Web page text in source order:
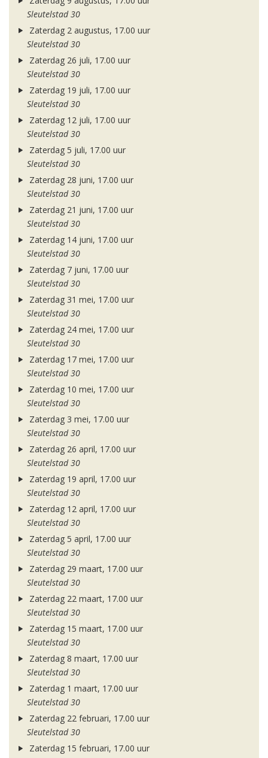
Sleutelstad 30
Zaterdag 2 augustus, 17.00 uur
Sleutelstad 30
Zaterdag 26 juli, 17.00 uur
Sleutelstad 30
Zaterdag 19 juli, 17.00 uur
Sleutelstad 30
Zaterdag 12 juli, 17.00 uur
Sleutelstad 30
Zaterdag 5 juli, 17.00 uur
Sleutelstad 30
Zaterdag 28 juni, 17.00 uur
Sleutelstad 30
Zaterdag 21 juni, 17.00 uur
Sleutelstad 30
Zaterdag 14 juni, 17.00 uur
Sleutelstad 30
Zaterdag 7 juni, 17.00 uur
Sleutelstad 30
Zaterdag 31 mei, 17.00 uur
Sleutelstad 30
Zaterdag 24 mei, 17.00 uur
Sleutelstad 30
Zaterdag 17 mei, 17.00 uur
Sleutelstad 30
Zaterdag 10 mei, 17.00 uur
Sleutelstad 30
Zaterdag 3 mei, 17.00 uur
Sleutelstad 30
Zaterdag 26 april, 17.00 uur
Sleutelstad 30
Zaterdag 19 april, 17.00 uur
Sleutelstad 30
Zaterdag 12 april, 17.00 uur
Sleutelstad 30
Zaterdag 5 april, 17.00 uur
Sleutelstad 30
Zaterdag 29 maart, 17.00 uur
Sleutelstad 30
Zaterdag 22 maart, 17.00 uur
Sleutelstad 30
Zaterdag 15 maart, 17.00 uur
Sleutelstad 30
Zaterdag 8 maart, 17.00 uur
Sleutelstad 30
Zaterdag 1 maart, 17.00 uur
Sleutelstad 30
Zaterdag 22 februari, 17.00 uur
Sleutelstad 30
Zaterdag 15 februari, 17.00 uur